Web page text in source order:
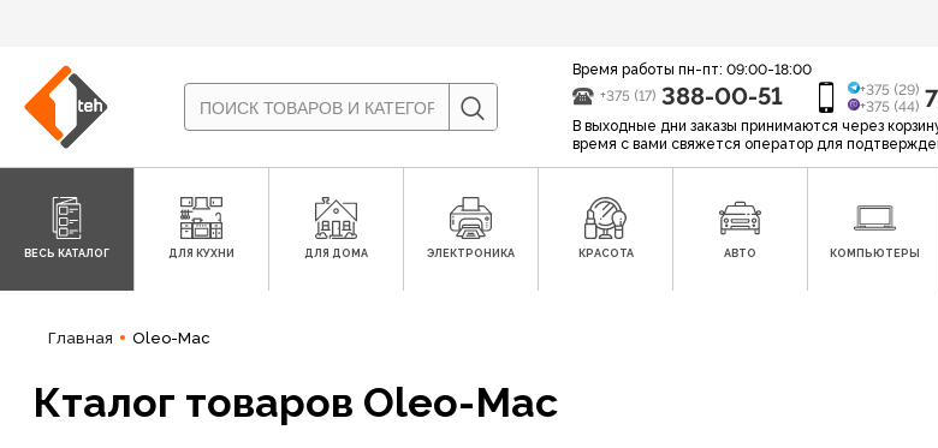
Время работы пн-пт: 09:00-18:00
+375 (17) 388-00-51
+375 (29)
+375 (44)
В выходные дни заказы принимаются через
время с вами свяжется оператор для
ВЕСЬ КАТАЛОГ ДЛЯ КУХНИ ДЛЯ ДОМА ЭЛЕКТРОНИКА КРАСОТА АВТО КОМПЬЮТЕРЫ
Главная Oleo-Mac
Кталог товаров Oleo-Mac